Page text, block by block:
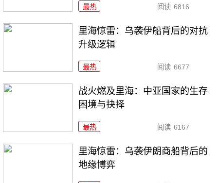
最热 阅读 6816
里海惊雷：乌袭伊船背后的对抗
升级逻辑
最热 阅读 6677
战火燃及里海：中亚国家的生存
困境与抉择
最热 阅读 6167
里海惊雷：乌袭伊朗商船背后的
地缘博弈